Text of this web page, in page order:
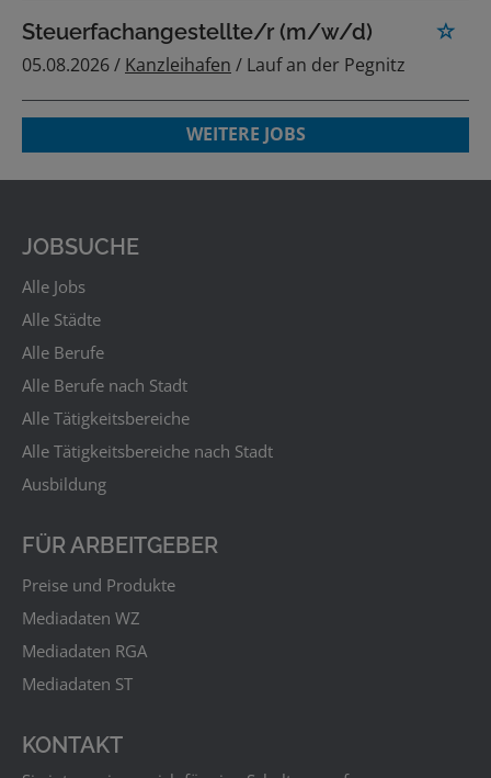
Steuerfachangestellte/r (m/w/d)
05.08.2026 / Kanzleihafen / Lauf an der Pegnitz
WEITERE JOBS
JOBSUCHE
Alle Jobs
Alle Städte
Alle Berufe
Alle Berufe nach Stadt
Alle Tätigkeitsbereiche
Alle Tätigkeitsbereiche nach Stadt
Ausbildung
FÜR ARBEITGEBER
Preise und Produkte
Mediadaten WZ
Mediadaten RGA
Mediadaten ST
KONTAKT